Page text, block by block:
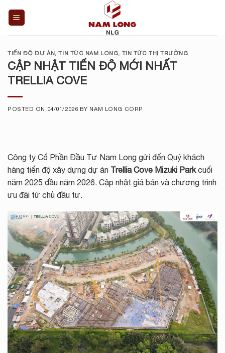
TIẾN ĐỘ DỰ ÁN,TIN TỨC NAM LONG, TIN TỨC THỊ TRƯỜNG
CẬP NHẬT TIẾN ĐỘ MỚI NHẤT
TRELLIA COVE
POSTED ON 04/01/2026 BY NAM LONG CORP
Công ty Cổ Phần Đầu Tư Nam Long gửi đến Quý khách
hàng tiến độ xây dựng dự án Trellia Cove Mizuki Parkcuối
năm 2025 đầu năm 2026. Cập nhật giá bán và chương trình
ưu đãi từ chủ đầu tư.